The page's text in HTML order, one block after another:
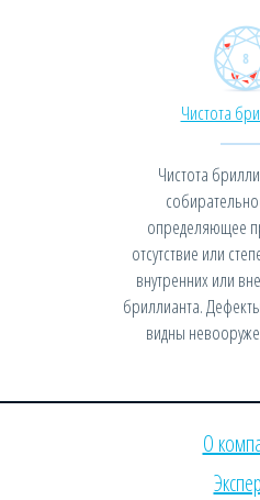
Чистота
Чистота
определяющее
отсутствие или
внутренних или
бриллианта.
видны
О